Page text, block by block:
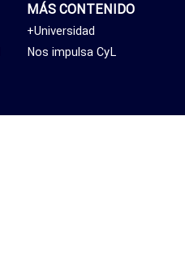
MÁS CONTENIDO
+Universidad
Nos impulsa CyL